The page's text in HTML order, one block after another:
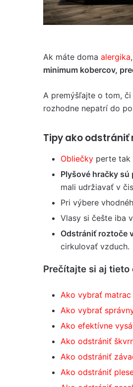
Ak máte doma alergika
minimum kobercov,
A premýšľajte o tom,
rozhodne nepatrí do
Tipy ako odstrániť
Obliečky perte tak
Plyšové hračky
mali udržiavať v
Pri výbere
Vlasy si češte iba
Odstrániť roztoče
cirkulovať vzduch.
Prečítajte si aj tieto
Ako vybrať matrac
Ako vybrať
Ako efektívne
Ako odstrániť
Ako odstrániť
Ako odstrániť